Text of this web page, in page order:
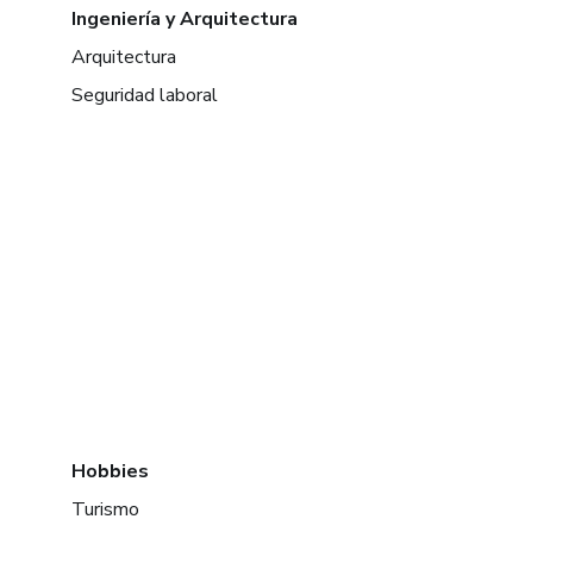
Ingeniería y Arquitectura
Arquitectura
Seguridad laboral
Hobbies
Turismo